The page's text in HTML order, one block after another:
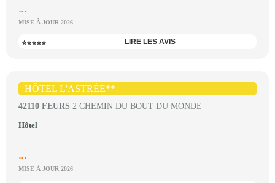
...
MISE À JOUR 2026
⭐⭐⭐⭐⭐ LIRE LES AVIS
HÔTEL L'ASTRÉE**
42110 FEURS 2 CHEMIN DU BOUT DU MONDE
Hôtel
...
MISE À JOUR 2026